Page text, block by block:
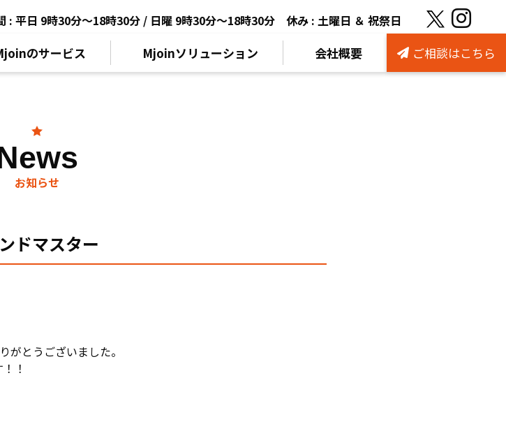
のサービス Mjoinソリューション 会社概要 ご相談はこちら
: 平日 9時30分～18時30分 / 日曜 9時30分～18時30分 休み : 土曜日 ＆ 祝祭日
お知らせ
ドマスター
とうございました。
！